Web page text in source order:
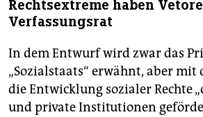
Rechtsextreme haben
Verfassungsrat
In dem Entwurf wird zwar das
„Sozialstaats“ erwähnt, aber mit
die Entwicklung sozialer Rechte
und private Institutionen